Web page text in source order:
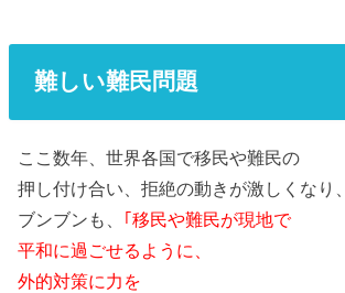
難しい難民問題
ここ数年、世界各国で移民や難民の
押し付け合い、拒絶の動きが激しくなり、
ブンブンも、 ｢移民や難民が現地で
平和に過ごせるように、
外的対策に力を